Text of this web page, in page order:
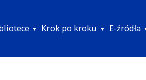
Krok po kroku E-źródła